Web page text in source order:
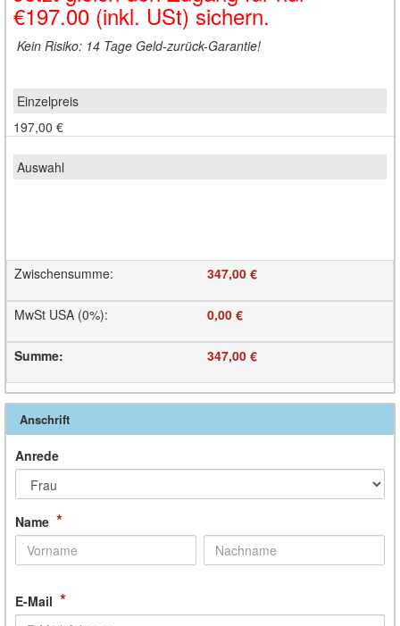
€197.00 (inkl. USt) sichern.
Kein Risiko: 14 Tage Geld-zurück-Garantie!
197,00 €
Zwischensumme: 347,00 €
MwSt USA (0%): 0,00 €
Summe: 347,00 €
Anschrift
Anrede
Name *
E-Mail *